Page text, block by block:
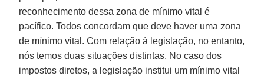
reconhecimento dessa zona de mínimo vital é
pacífico. Todos concordam que deve haver uma zona
de mínimo vital. Com relação à legislação, no entanto,
nós temos duas situações distintas. No caso dos
impostos diretos, a legislação institui um mínimo vital